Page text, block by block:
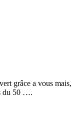
grâce a vous mais,
du 50 ….